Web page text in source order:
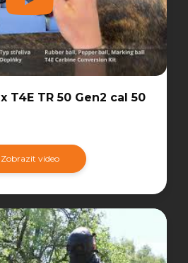
T4E TR 50 Gen2 cal 50
Zobrazit video